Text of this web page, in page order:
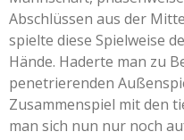
Abschlüssen aus der
spielte diese Spielweise
Hände. Haderte man zu
penetrierenden
Zusammenspiel mit den
man sich nun nur noch